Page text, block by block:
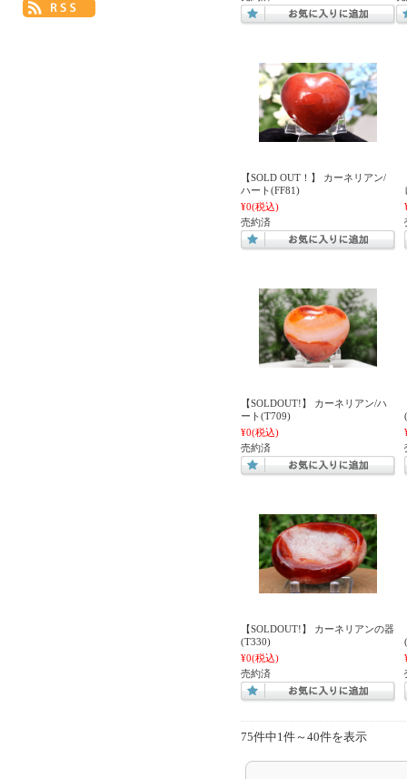
【SOLD OUT！】 カーネリアン/
ハート(FF81)
¥0(税込)
売約済
【SOLDOUT!】 カーネリアン/ハ
ート(T709)
¥0(税込)
売約済
【SOLDOUT!】 カーネリアンの器
(T330)
¥0(税込)
売約済
75件中1件～40件を表示